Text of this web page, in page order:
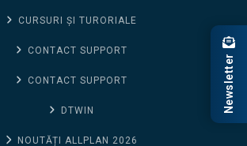
CURSURI ȘI TURORIALE
CONTACT SUPPORT
CONTACT SUPPORT
DTWIN
NOUTĂȚI ALLPLAN 2026
Newsletter